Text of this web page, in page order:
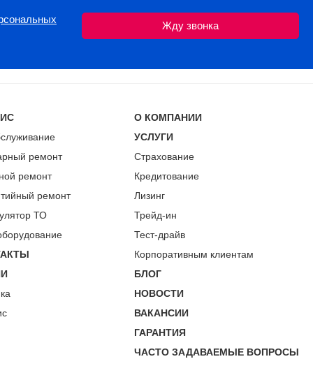
ремонт
ремонт
ремонт
ТО
О КОМПАНИИ
УСЛУГИ
Страхование
Кредитование
Лизинг
Трейд-ин
Тест-драйв
Корпоративным клиентам
БЛОГ
НОВОСТИ
ВАКАНСИИ
ГАРАНТИЯ
ЧАСТО ЗАДАВАЕМЫЕ ВОПРОСЫ